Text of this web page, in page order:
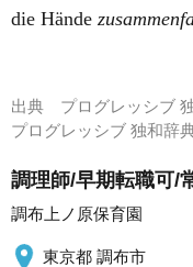
die Hände
出典 プログレッシブ
プログレッシブ 独和
調理師/早期転職可/
調布上ノ原保育園
東京都 調布市